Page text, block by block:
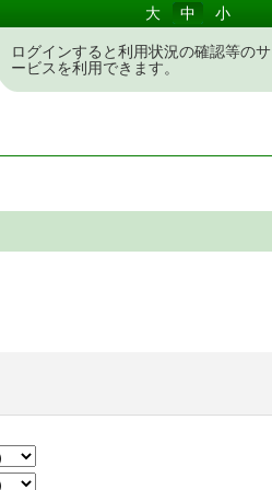
大 中 小
ログインすると利用状況の確認等のサ
ービスを利用できます。